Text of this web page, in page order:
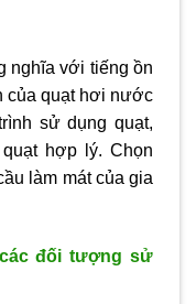
nghĩa với tiếng ồn
của quạt hơi nước
sử dụng quạt,
hợp lý. Chọn
làm mát của gia
đối tượng sử